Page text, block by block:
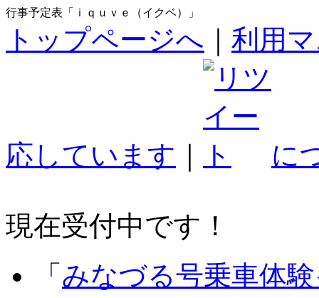
行事予定表「ｉｑｕｖｅ（イクベ）」
トップページへ 利用
応しています に
現在受付中です！
「 みなづる号乗車体